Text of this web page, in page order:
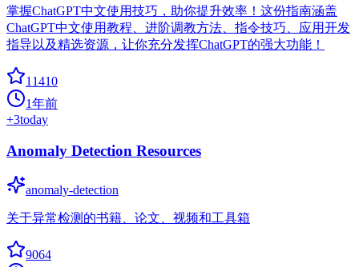
掌握ChatGPT中文使用技巧，助你提升效率！这份指南涵盖
ChatGPT中文使用教程、进阶调教方法、指令技巧、应用开发
指导以及精选资源，让你充分发挥ChatGPT的强大功能！
11410
1年前
+3today
Anomaly Detection Resources
anomaly-detection
关于异常检测的书籍、论文、视频和工具箱
9064